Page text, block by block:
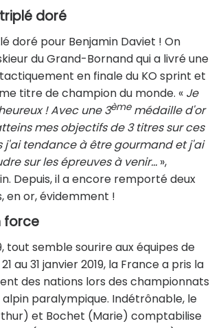
doré
doré pour Benjamin Daviet ! On
du Grand-Bornand qui a livré une
en finale du KO sprint et
titre de champion du monde. « Je
! Avec une 3èmemédaille d'or
mes objectifs de 3 titres sur ces
j'ai tendance à être gourmand et j'ai
sur les épreuves à venir… »,
Depuis, il a encore remporté deux
en or, évidemment !
force
tout semble sourire aux équipes de
au 31 janvier 2019, la France a pris la
des nations lors des championnats
alpin paralympique. Indétrônable, le
et Bochet (Marie) comptabilise